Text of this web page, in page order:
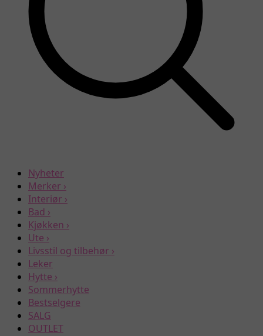
Nyheter
Merker ›
Interiør ›
Bad ›
Kjøkken ›
Ute ›
Livsstil og tilbehør ›
Leker
Hytte ›
Sommerhytte
Bestselgere
SALG
OUTLET